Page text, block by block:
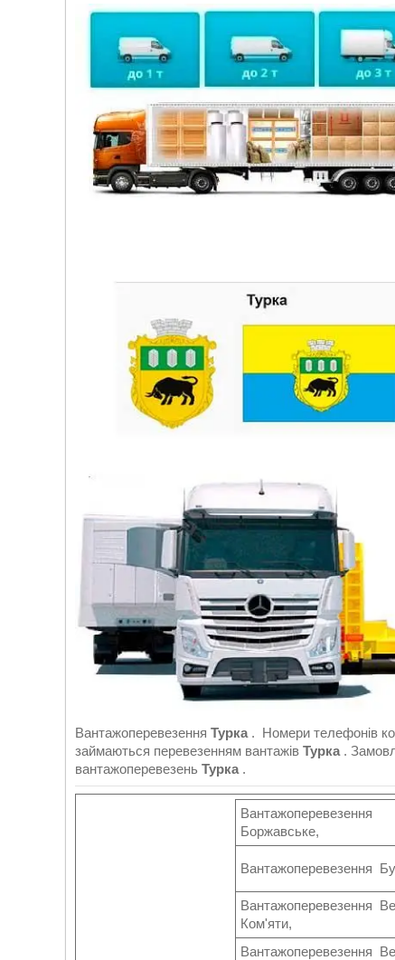
Вантажоперевезення Турка . Номери телефонів
займаються перевезенням вантажів Турка .
вантажоперевезень Турка .
Вантажоперевезення
Боржавське,
Вантажоперевезення
Вантажоперевезення
Ком'яти,
Вантажоперевезення